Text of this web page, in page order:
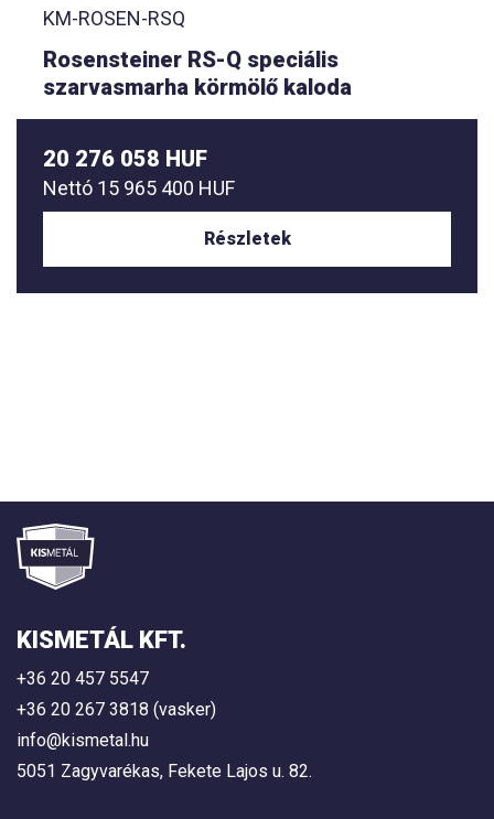
KM-ROSEN-VETPRO
Rosensteiner Vet Pro univerzális
orvosi-sebészeti kezelőkaloda
16 266 668 HUF
Nettó12 808 400 HUF
Részletek
KISMETÁL KFT.
+36 20 457 5547
+36 20 267 3818 (vasker)
info@kismetal.hu
5051 Zagyvarékas, Fekete Lajos u. 82.